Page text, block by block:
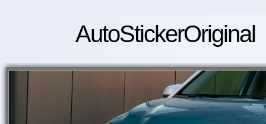
AutoStickerOriginal